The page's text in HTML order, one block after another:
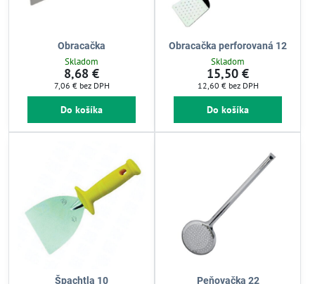
Obracačka
Skladom
8,68 €
7,06 € bez DPH
Do košíka
Obracačka perforovaná 12
Skladom
15,50 €
12,60 € bez DPH
Do košíka
Špachtla 10 Peňovačka 22